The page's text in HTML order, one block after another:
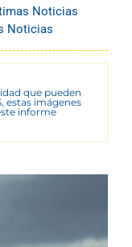
Noticias
Noticias
que pueden
estas imágenes
informe